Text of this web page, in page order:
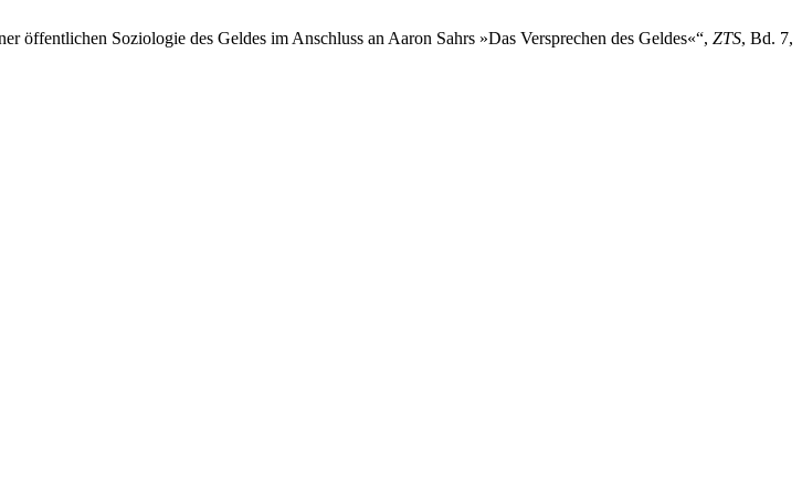
öffentlichen Soziologie des Geldes im Anschluss an Aaron Sahrs »Das Versprechen des Geldes«“, ZTS, Bd. 7,